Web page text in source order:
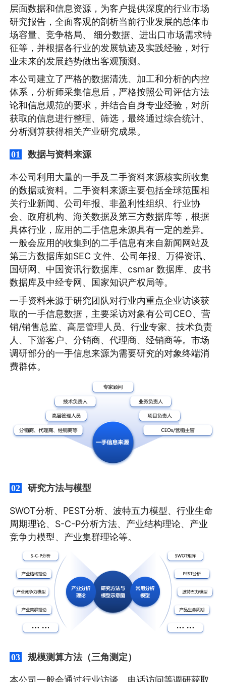
层面数据和信息资源，为客户提供深度的行业市场
研究报告，全面客观的剖析当前行业发展的总体市
场容量、竞争格局、 细分数据、进出口市场需求特
征等，并根据各行业的发展轨迹及实践经验，对行
业未来的发展趋势做出客观预测。
本公司建立了严格的数据清洗、加工和分析的内控
体系，分析师采集信息后，严格按照公司评估方法
论和信息规范的要求，并结合自身专业经验，对所
获取的信息进行整理、筛选，最终通过综合统计、
分析测算获得相关产业研究成果。
01 数据与资料来源
本公司利用大量的一手及二手资料来源核实所收集
的数据或资料。二手资料来源主要包括全球范围相
关行业新闻、公司年报、非盈利性组织、行业协
会、政府机构、海关数据及第三方数据库等，根据
具体行业，应用的二手信息来源具有一定的差异。
一般会应用的收集到的二手信息有来自新闻网站及
第三方数据库如SEC 文件、公司年报、万得资讯、
国研网、中国资讯行数据库、csmar 数据库、皮书
数据库及中经专网、国家知识产权局等。
一手资料来源于研究团队对行业内重点企业访谈获
取的一手信息数据，主要采访对象有公司CEO、营
销/销售总监、高层管理人员、行业专家、技术负责
人、下游客户、分销商、代理商、经销商等。市场
调研部分的一手信息来源为需要研究的对象终端消
费群体。
02 研究方法与模型
SWOT分析、PEST分析、波特五力模型、行业生命
周期理论、S-C-P分析方法、产业结构理论、产业
竞争力模型、产业集群理论等。
03 规模测算方法（三角测定）
本公司一般会通过行业访谈、电话访问等调研获取